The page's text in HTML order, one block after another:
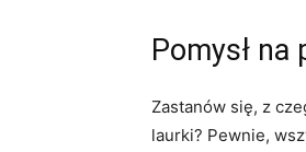
Pomysł
Zastanów się, z
laurki? Pewnie,